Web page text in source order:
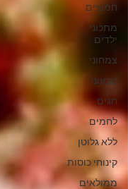
חמוצים
מתכוני
ילדים
צמחוני
טבעוני
חגים
לחמים
ללא גלוטן
קינוחי כוסות
ממולאים